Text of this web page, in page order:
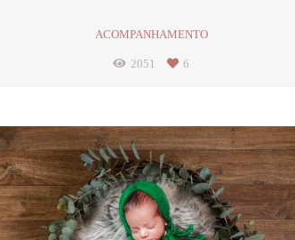
ACOMPANHAMENTO
2051 6